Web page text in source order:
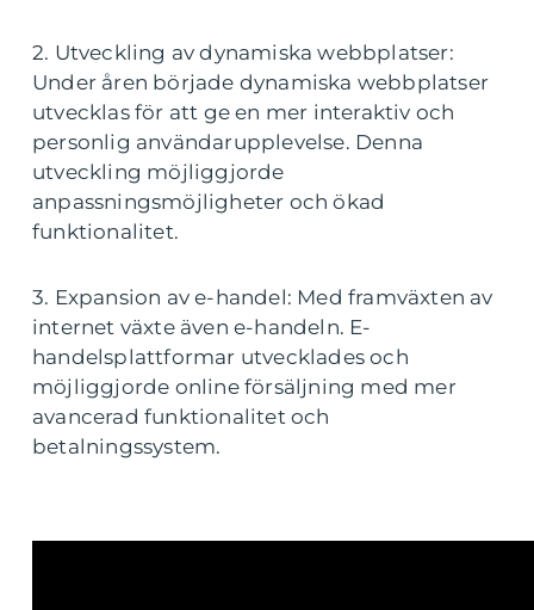
2. Utveckling av dynamiska webbplatser:
Under åren började dynamiska webbplatser
utvecklas för att ge en mer interaktiv och
personlig användarupplevelse. Denna
utveckling möjliggjorde
anpassningsmöjligheter och ökad
funktionalitet.
3. Expansion av e-handel: Med framväxten av
internet växte även e-handeln. E-
handelsplattformar utvecklades och
möjliggjorde online försäljning med mer
avancerad funktionalitet och
betalningssystem.